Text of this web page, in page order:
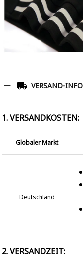
VERSAND-INFO
1. VERSANDKOSTEN:
Globaler Markt
Deutschland
2. VERSANDZEIT: